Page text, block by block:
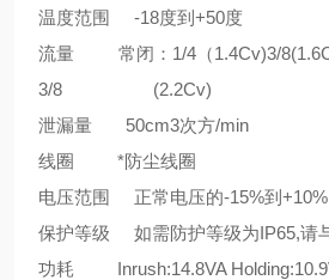
温度范围 -18度到+50度
流量 常闭：1/4（1.4Cv)3/
3/8 (2.2Cv)
泄漏量 50cm3次方/min
线圈 *防尘线圈
电压范围 正常电压的-15%到+10%
保护等级 如需防护等级为IP65,请
功耗 Inrush:14.8VA